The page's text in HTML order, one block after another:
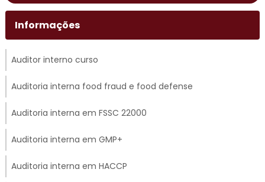
Informações
Auditor interno curso
Auditoria interna food fraud e food defense
Auditoria interna em FSSC 22000
Auditoria interna em GMP+
Auditoria interna em HACCP